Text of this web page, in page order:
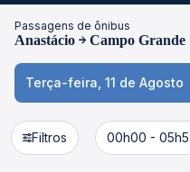
Passagens de ônibus
Anastácio Campo Grande
Terça-feira, 11 de Agosto
Filtros 00h00 -